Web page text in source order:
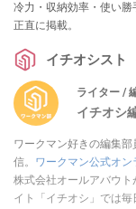
冷力・収納効率・使い
正直に掲載。
イチオシスト
ライター /
イチオシ
ワークマン好きの編集
信。 ワークマン公式オン
株式会社オールアバウ
イト「イチオシ」では毎